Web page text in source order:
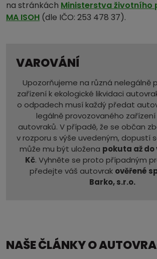
na stránkách Ministerstva životního
MA ISOH (dle IČO: 253 478 37).
VAROVÁNÍ
Upozorňujeme na různá nelegálně
zařízení k ekologické likvidaci
o odpadech musí každý předat
legálně provozovaného zařízení
autovraků. V případě, že se občan
v rozporu s výše uvedeným, dopustí
může mu být uložena pokuta až do
Kč. Vyhněte se proto případným
předejte váš autovrak ověřené
Barko, s.r.o.
NAŠE ČLÁNKY O